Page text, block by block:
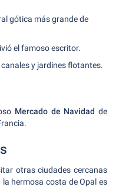
gótica más grande de
el famoso escritor.
canales y jardines flotantes.
Mercado de Navidad de
otras ciudades cercanas
hermosa costa de Opal es